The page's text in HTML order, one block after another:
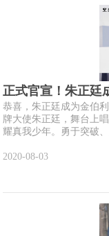
正式官宣！朱正廷
恭喜，朱正廷成为金伯
牌大使朱正廷，舞台上
耀真我少年。勇于突破
2020-08-03